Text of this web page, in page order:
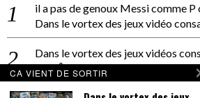
il a pas de genoux Messi comme P
Dans le vortex des jeux vidéo
Dans le vortex des jeux vidéos
PACÔME THIELLEMENT
La séance d’Hip Gnose
CA VIENT DE SORTIR